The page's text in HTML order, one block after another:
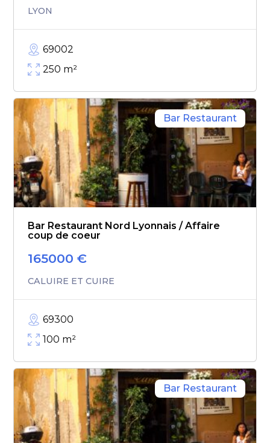
LYON
69002
250 m²
Bar Restaurant
Bar Restaurant Nord Lyonnais / Affaire
coup de coeur
165000 €
CALUIRE ET CUIRE
69300
100 m²
Bar Restaurant